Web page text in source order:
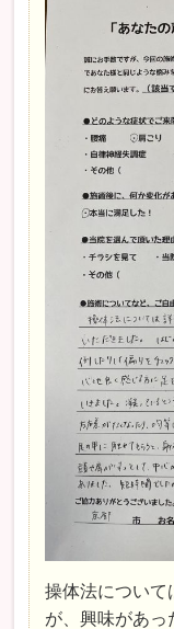
操体法について
が、興味があっ